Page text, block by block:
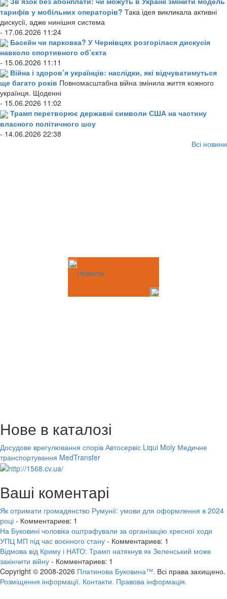
тарифів у мобільних операторів? Така ідея викликала активні
дискусії, адже нинішня система
- 17.06.2026 11:24
Басейн чи парковка? У Чернівцях розгорілася дискусія
навколо спортивного об’єкта
- 15.06.2026 11:11
Війна і здоров’я українців: наслідки, які відчуватимуться
ще багато років Повномасштабна війна змінила життя кожного
українця. Щоденні
- 15.06.2026 11:02
Трамп перетворює державні символи США на частину
власного політичного шоу
- 14.06.2026 22:38
Всі новини
Новости
Нове в каталозі
Досудове врегулювання спорів Автосервіс Liqui Moly Медичне
транспортування MedTransfer
Ваші коментарі
Як отримати громадянство Румунії: умови для оформлення в 2024
році - Комментариев: 1
На Буковині чоловіка оштрафували за організацію хресної ходи
УПЦ МП під час воєнного стану - Комментариев: 1
Відмова від Криму і НАТО: Трамп натякнув як Зеленський може
закінчити війну - Комментариев: 1
Copyright © 2008-2026 Платинова Буковина™. Всі права захищено.
Розміщення інформації. Контакти. Правова інформація.